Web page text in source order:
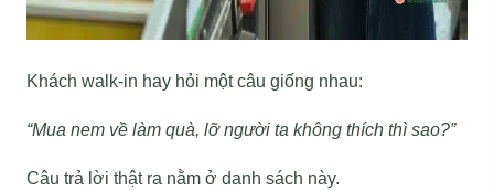
Khách walk-in hay hỏi một câu giống nhau:
“Mua nem về làm quà, lỡ người ta không thích thì sao?”
Câu trả lời thật ra nằm ở danh sách này.